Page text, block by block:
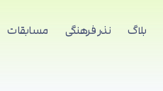
بلاگ نذر فرهنگی مسابقات